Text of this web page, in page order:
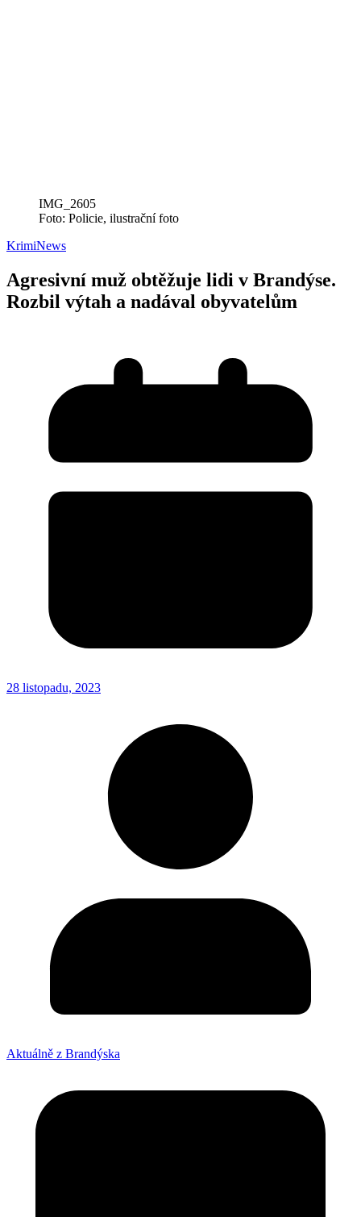
IMG_2605
Foto: Policie, ilustrační foto
KrimiNews
Agresivní muž obtěžuje lidi v Brandýse.
Rozbil výtah a nadával obyvatelům
28 listopadu, 2023
Aktuálně z Brandýska